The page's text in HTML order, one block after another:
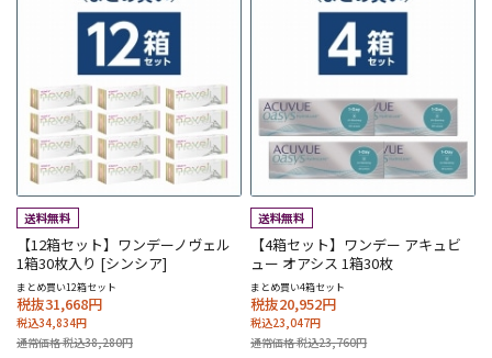
【12箱セット】ワンデーノヴェル
1箱30枚入り [シンシア]
まとめ買い12箱セット
税抜31,668円
税込34,834円
通常価格 税込38,280円
【4箱セット】ワンデー アキュビ
ュー オアシス 1箱30枚
まとめ買い4箱セット
税抜20,952円
税込23,047円
通常価格 税込23,760円